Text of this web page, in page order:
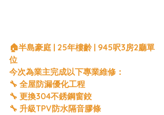
🏠半島豪庭 | 25年樓齡 | 945呎3房2廳單
位
今次為業主完成以下專業維修：
🔧 全屋防漏優化工程
🔧 更換304不銹鋼窗鉸
🔧 升級TPV防水隔音膠條